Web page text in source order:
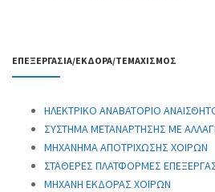
ΕΠΕΞΕΡΓΑΣΙΑ/ΕΚΔΟΡΑ/ΤΕΜΑΧΙΣΜΟΣ
ΗΛΕΚΤΡΙΚΟ ΑΝΑΒΑΤΟΡΙΟ
ΣΥΣΤΗΜΑ ΜΕΤΑΝΑΡΤΗΣΗΣ ΜΕ
ΜΗΧΑΝΗΜΑ ΑΠΟΤΡΙΧΩΣΗΣ ΧΟΙΡΩΝ
ΣΤΑΘΕΡΕΣ ΠΛΑΤΦΟΡΜΕΣ
ΜΗΧΑΝΗ ΕΚΔΟΡΑΣ ΧΟΙΡΩΝ